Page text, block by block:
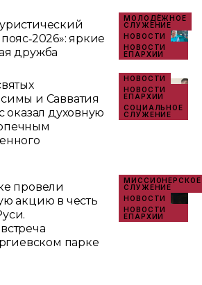
МОЛОДЁЖНОЕ
СЛУЖЕНИЕ
НОВОСТИ
НОВОСТИ
ЕПАРХИИ
яркие
дружба
НОВОСТИ
НОВОСТИ
ЕПАРХИИ
СОЦИАЛЬНОЕ
СЛУЖЕНИЕ
и Савватия
оказал духовную
МИССИОНЕРСКОЕ
СЛУЖЕНИЕ
НОВОСТИ
НОВОСТИ
ЕПАРХИИ
провели
акцию в честь
парке